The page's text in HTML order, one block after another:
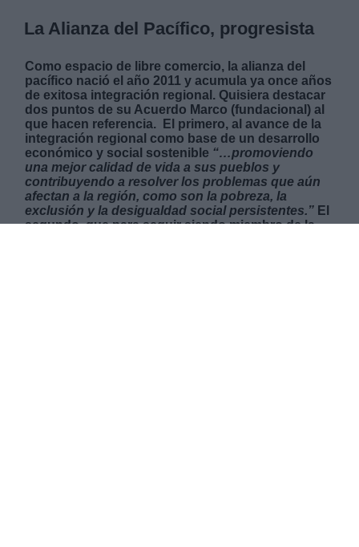
La Alianza del Pacífico, progresista
Como espacio de libre comercio, la alianza del
pacífico nació el año 2011 y acumula ya once años
de exitosa integración regional. Quisiera destacar
dos puntos de su Acuerdo Marco (fundacional) al
que hacen referencia.
El primero, al avance de la
integración regional como base de un desarrollo
económico y social sostenible “…promoviendo
una mejor calidad de vida a sus pueblos y
contribuyendo a resolver los problemas que aún
afectan a la región, como son la pobreza, la
exclusión y la desigualdad social persistentes.” El
segundo, que para seguir siendo miembro de la